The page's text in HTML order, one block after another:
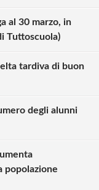
al 30 marzo, in
Tuttoscuola)
tardiva di buon
degli alunni
popolazione